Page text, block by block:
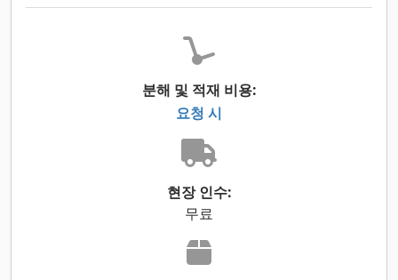
분해 및 적재 비용:
요청 시
현장 인수:
무료